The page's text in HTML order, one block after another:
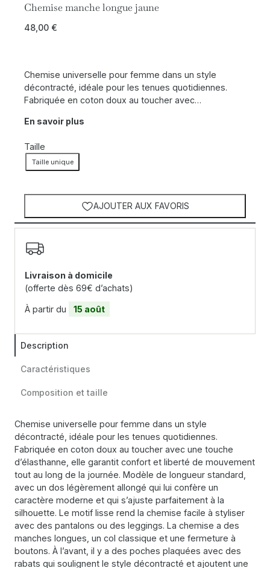
Chemise manche longue jaune
48,00 €
Chemise universelle pour femme dans un style
décontracté, idéale pour les tenues quotidiennes.
Fabriquée en coton doux au toucher avec…
En savoir plus
Taille
Taille unique
AJOUTER AUX FAVORIS
Livraison à domicile
(offerte dès 69€ d’achats)
À partir du 15 août
Description
Caractéristiques
Composition et taille
Chemise universelle pour femme dans un style
décontracté, idéale pour les tenues quotidiennes.
Fabriquée en coton doux au toucher avec une touche
d’élasthanne, elle garantit confort et liberté de mouvement
tout au long de la journée. Modèle de longueur standard,
avec un dos légèrement allongé qui lui confère un
caractère moderne et qui s’ajuste parfaitement à la
silhouette. Le motif lisse rend la chemise facile à styliser
avec des pantalons ou des leggings. La chemise a des
manches longues, un col classique et une fermeture à
boutons. À l’avant, il y a des poches plaquées avec des
rabats qui soulignent le style décontracté et ajoutent une